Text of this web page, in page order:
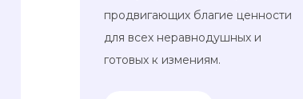
продвигающих благие ценности
для всех неравнодушных и
готовых к измениям.